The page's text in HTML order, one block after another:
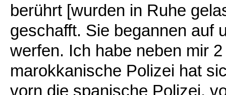
berührt [wurden in Ruhe
geschafft. Sie begannen auf
werfen. Ich habe neben mir
marokkanische Polizei hat
vorn die spanische Polizei,